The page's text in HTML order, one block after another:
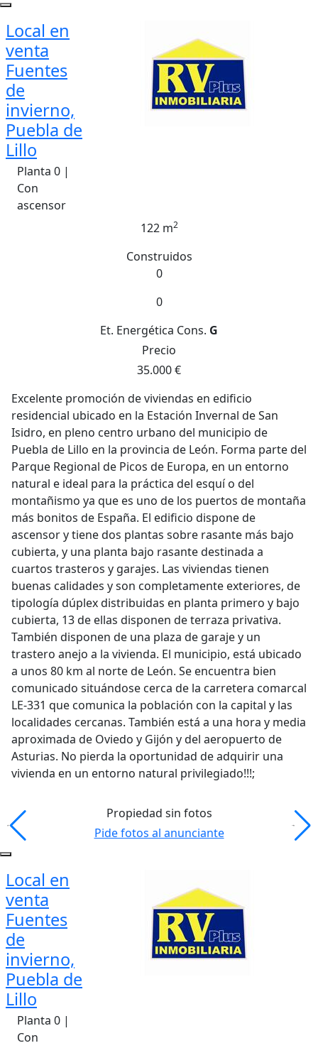
Local en
venta
Fuentes
de
invierno,
Puebla de
Lillo
Planta 0 |
Con
ascensor
122 m2
Construidos
0
0
Et. Energética Cons. G
Precio
35.000 €
Excelente promoción de viviendas en edificio
residencial ubicado en la Estación Invernal de San
Isidro, en pleno centro urbano del municipio de
Puebla de Lillo en la provincia de León. Forma parte del
Parque Regional de Picos de Europa, en un entorno
natural e ideal para la práctica del esquí o del
montañismo ya que es uno de los puertos de montaña
más bonitos de España. El edificio dispone de
ascensor y tiene dos plantas sobre rasante más bajo
cubierta, y una planta bajo rasante destinada a
cuartos trasteros y garajes. Las viviendas tienen
buenas calidades y son completamente exteriores, de
tipología dúplex distribuidas en planta primero y bajo
cubierta, 13 de ellas disponen de terraza privativa.
También disponen de una plaza de garaje y un
trastero anejo a la vivienda. El municipio, está ubicado
a unos 80 km al norte de León. Se encuentra bien
comunicado situándose cerca de la carretera comarcal
LE-331 que comunica la población con la capital y las
localidades cercanas. También está a una hora y media
aproximada de Oviedo y Gijón y del aeropuerto de
Asturias. No pierda la oportunidad de adquirir una
vivienda en un entorno natural privilegiado!!!;
Propiedad sin fotos
Pide fotos al anunciante
Local en
venta
Fuentes
de
invierno,
Puebla de
Lillo
Planta 0 |
Con